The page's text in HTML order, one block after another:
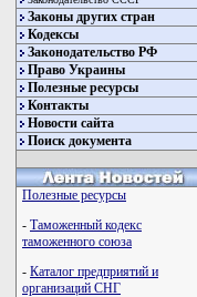
Законы других стран
Кодексы
Законодательство РФ
Право Украины
Полезные ресурсы
Контакты
Новости сайта
Поиск документа
Полезные ресурсы
- Таможенный кодекс
таможенного союза
- Каталог предприятий и
организаций СНГ